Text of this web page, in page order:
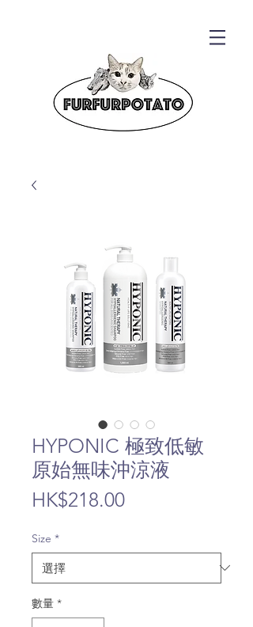
HYPONIC 極致低敏
原始無味沖涼液
HK$218.00價
Size *
數量 *